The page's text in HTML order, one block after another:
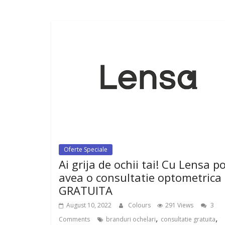
Oferte Speciale
Ai grija de ochii tai! Cu Lensa
avea o consultatie optometrica
GRATUITA
August 10, 2022 Colours 291 Views
3
Comments
branduri ochelari, consultatie gratuita,